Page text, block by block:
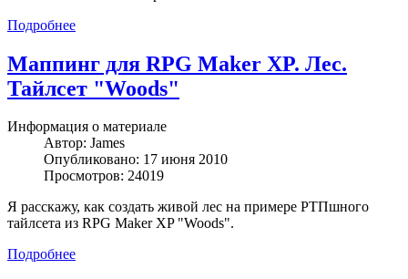
Подробнее
Маппинг для RPG Maker XP. Лес.
Тайлсет "Woods"
Информация о материале
Автор: James
Опубликовано: 17 июня 2010
Просмотров: 24019
Я расскажу, как создать живой лес на примере РТПшного
тайлсета из RPG Maker XP "Woods".
Подробнее